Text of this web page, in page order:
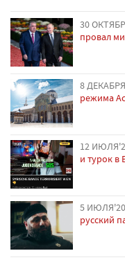
30
провал
8
режима
12
и турок в
5
русский